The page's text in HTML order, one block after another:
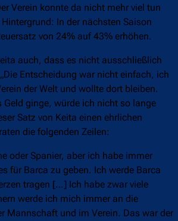
Verein konnte da nicht mehr viel tun
In der nächsten Saison
von 24% auf 43% erhöhen.
auch, dass es nicht ausschließlich
Entscheidung war nicht einfach, ich
der Welt und wollte dort bleiben.
Geld ginge, würde ich nicht so lange
Satz von Keita einen ehrlichen
die folgenden Zeilen:
oder Spanier, aber ich habe immer
für Barca zu geben. Ich werde Barca
tragen […] Ich habe zwar viele
werde ich mich immer an die
Mannschaft und im Verein. Das war der